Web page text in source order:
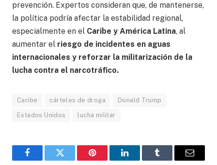
prevención. Expertos consideran que, de mantenerse,
la política podría afectar la estabilidad regional,
especialmente en el Caribe y América Latina, al
aumentar el riesgo de incidentes en aguas
internacionales y reforzar la militarización de la
lucha contra el narcotráfico.
Caribe cárteles de droga Donald Trump
Estados Unidos lucha militar
FacebookGorjeo Pinterest LinkedInTumblr
Correo